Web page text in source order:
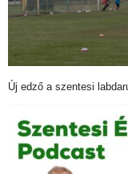
Új edző a szentesi